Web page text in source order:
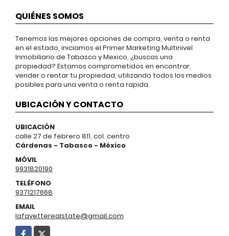
QUIÉNES SOMOS
Tenemos las mejores opciones de compra, venta o renta
en el estado, iniciamos el Primer Marketing Multinivel
Inmobiliario de Tabasco y Mexico, ¿buscas una
propiedad? Estamos comprometidos en encontrar,
vender o rentar tu propiedad, utilizando todos los medios
posibles para una venta o renta rapida.
UBICACIÓN Y CONTACTO
UBICACIÓN
calle 27 de febrero 811, col. centro
Cárdenas - Tabasco - México
MÓVIL
9931820190
TELÉFONO
9371217668
EMAIL
lafayetterealstate@gmail.com
Facebook
X